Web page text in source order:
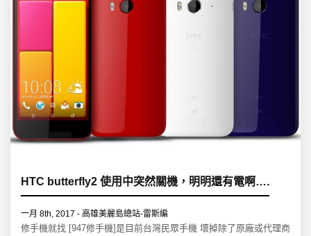
HTC butterfly2 使用中突然關機，明明還有電啊….
一月 8th, 2017 - 高雄美麗島總站-雷斯編
修手機就找 [947修手機]是目前台灣民眾手機 壞掉除了原廠或代理商